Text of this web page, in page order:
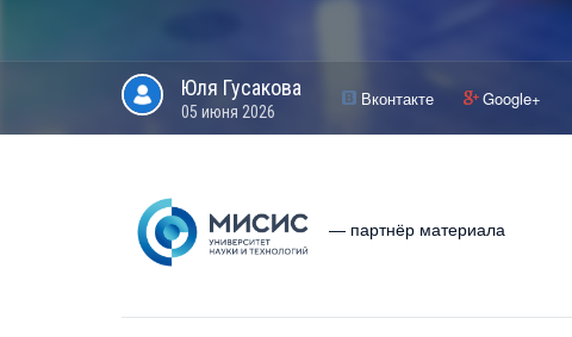
Юля Гусакова
05 июня 2026
Вконтакте Google+
— партнёр материала